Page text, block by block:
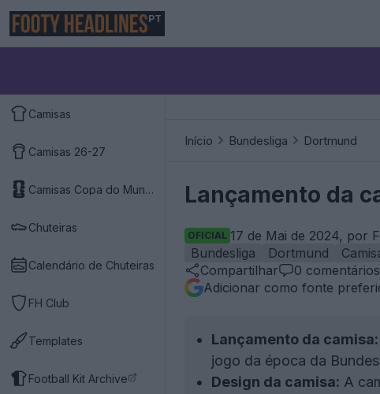
PT
Camisas
Camisas 26-27
Camisas Copa do Mundo 2026
Chuteiras
Calendário de Chuteiras
FH Club
Templates
Football Kit Archive
Início Bundesliga Dortmund
Lançamento da
OFICIAL 17 de Mai de 2024, por
Bundesliga
Dortmund
Compartilhar
0 comentários
Adicionar como fonte
Lançamento da camisa:
jogo da época da
Design da camisa: A